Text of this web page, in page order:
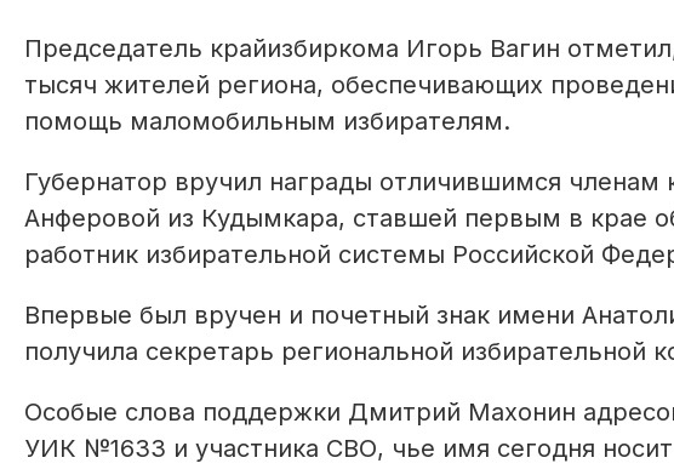
Председатель крайизбиркома Игорь Вагин
тысяч жителей региона, обеспечивающих
помощь маломобильным избирателям.
Губернатор вручил награды отличившимся членам
Анферовой из Кудымкара, ставшей первым в крае
работник избирательной системы Российской
Впервые был вручен и почетный знак имени
получила секретарь региональной избирательной
Особые слова поддержки Дмитрий Махонин
УИК №1633 и участника СВО, чье имя сегодня